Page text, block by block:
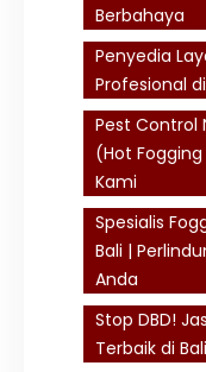
Berbahaya
Penyedia
Profesional
Pest Control
(Hot
Kami
Spesialis
Bali |
Anda
Stop DBD!
Terbaik di Bali